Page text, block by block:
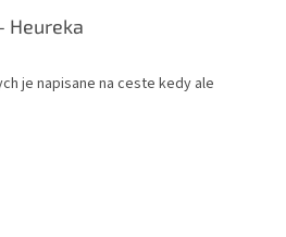
Heureka
je napisane na ceste kedy ale